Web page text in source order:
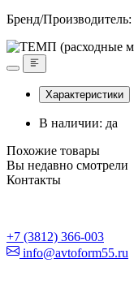
Бренд/Производитель:
Характеристики
В наличии: да
Похожие товары
Вы недавно смотрели
Контакты
+7 (3812) 366-003
info@avtoform55.ru